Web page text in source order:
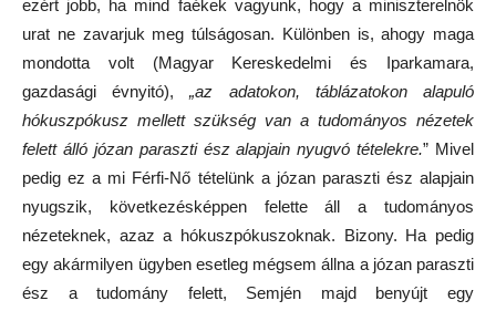
ezért jobb, ha mind faékek vagyunk, hogy a miniszterelnök
urat ne zavarjuk meg túlságosan. Különben is, ahogy maga
mondotta volt (Magyar Kereskedelmi és Iparkamara,
gazdasági évnyitó),„az
adatokon, táblázatokon alapuló
hókuszpókusz mellett szükség van a tudományos nézetek
felett álló józan paraszti ész alapjain nyugvó tételekre.” Mivel
pedig ez a mi Férfi-Nő tételünk a józan paraszti ész alapjain
nyugszik, következésképpen felette áll a tudományos
nézeteknek, azaz a hókuszpókuszoknak. Bizony. Ha pedig
egy akármilyen ügyben esetleg mégsem állna a józan paraszti
ész a tudomány felett, Semjén majd benyújt egy